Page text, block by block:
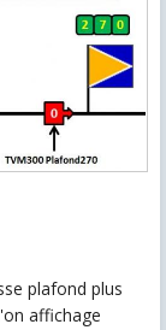
plafond plus
affichage